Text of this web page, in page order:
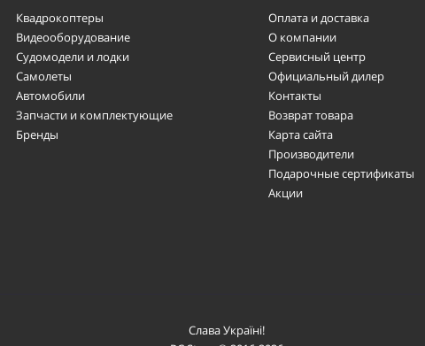
Квадрокоптеры
Видеооборудование
Судомодели и лодки
Самолеты
Автомобили
Запчасти и комплектующие
Бренды
Оплата и доставка
О компании
Сервисный центр
Официальный дилер
Контакты
Возврат товара
Карта сайта
Производители
Подарочные сертификаты
Акции
Слава Україні!